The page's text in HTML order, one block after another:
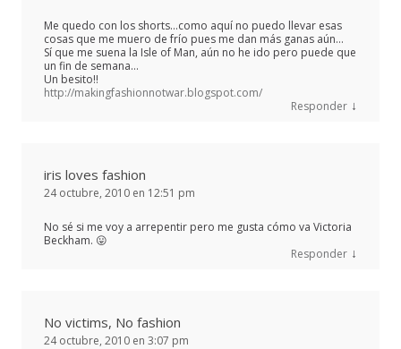
Me quedo con los shorts…como aquí no puedo llevar esas
cosas que me muero de frío pues me dan más ganas aún…
Sí que me suena la Isle of Man, aún no he ido pero puede que
un fin de semana…
Un besito!!
http://makingfashionnotwar.blogspot.com/
Responder ↓
iris loves fashion
24 octubre, 2010 en 12:51 pm
No sé si me voy a arrepentir pero me gusta cómo va Victoria
Beckham. 😛
Responder ↓
No victims, No fashion
24 octubre, 2010 en 3:07 pm